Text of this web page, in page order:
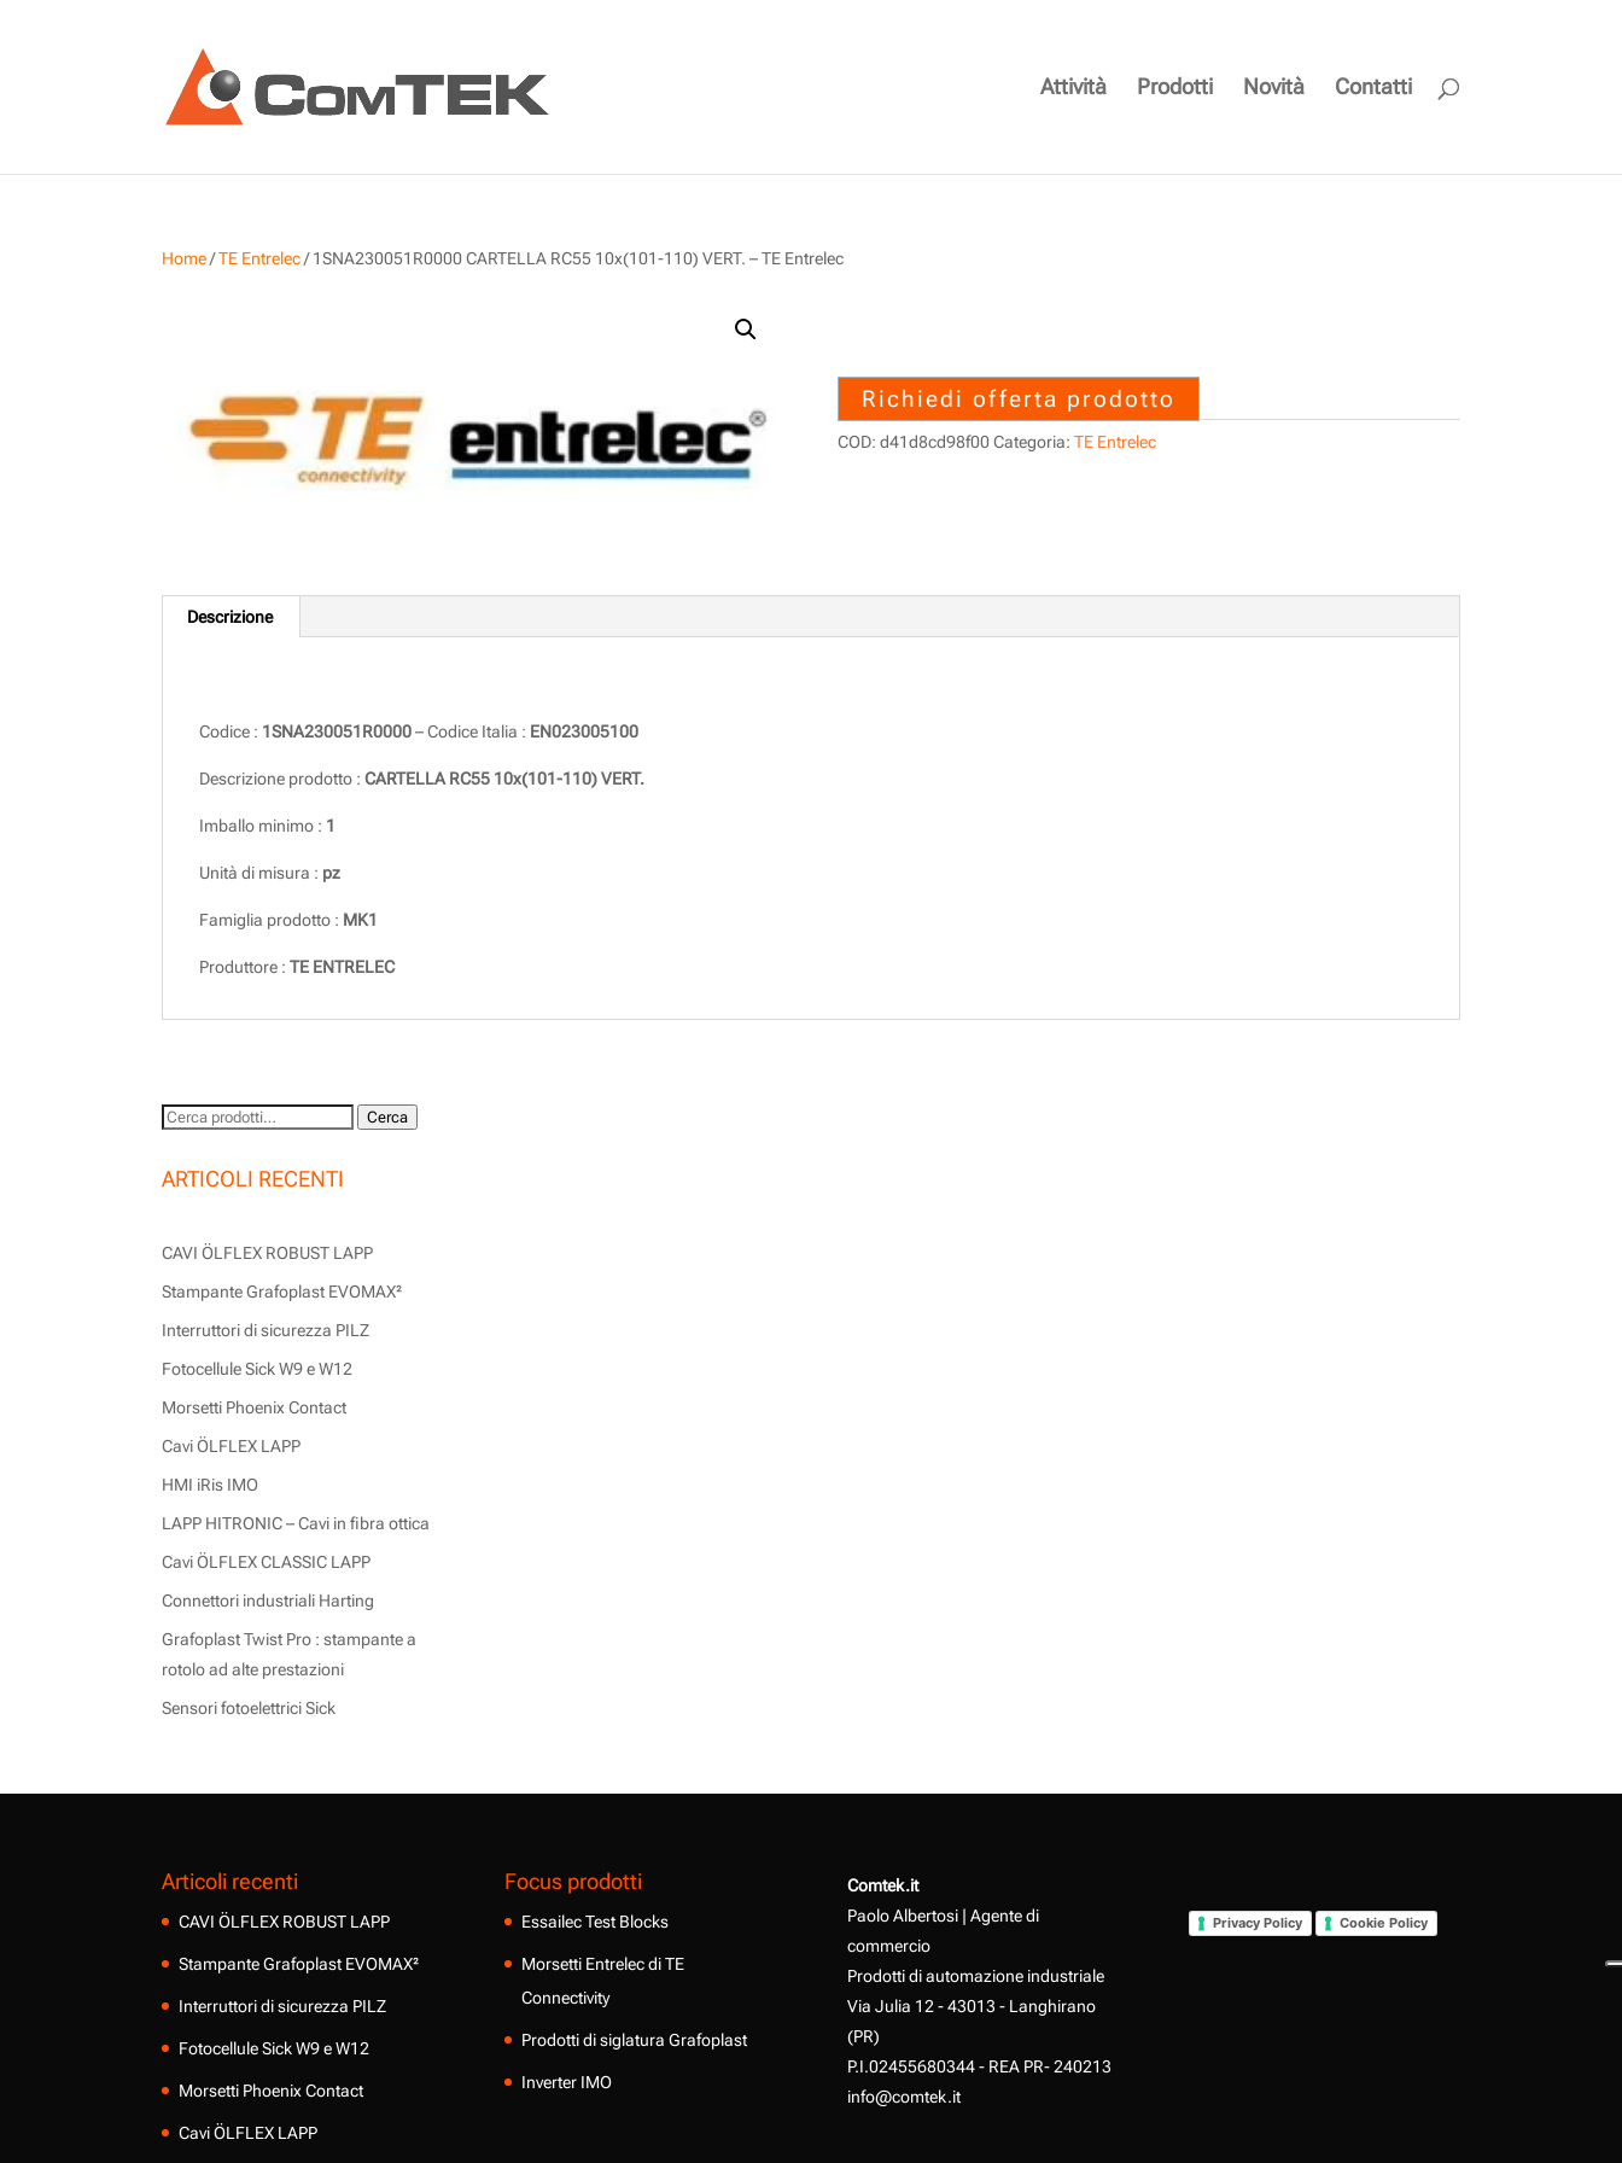
Attività Prodotti Novità Contatti
Home/TE Entrelec/ 1SNA230051R0000 CARTELLA RC55 10x(101-110) VERT. – TE Entrelec
Richiedi offerta prodotto
COD: d41d8cd98f00 Categoria: TE Entrelec
Descrizione
Codice : 1SNA230051R0000– Codice Italia : EN023005100
Descrizione prodotto :CARTELLA RC55 10x(101-110) VERT.
Imballo minimo : 1
Unità di misura : pz
Famiglia prodotto : MK1
Produttore :TE ENTRELEC
Cerca: Cerca
ARTICOLI RECENTI
CAVI ÖLFLEX ROBUST LAPP
Stampante Grafoplast EVOMAX²
Interruttori di sicurezza PILZ
Fotocellule Sick W9 e W12
Morsetti Phoenix Contact
Cavi ÖLFLEX LAPP
HMI iRis IMO
LAPP HITRONIC – Cavi in fibra ottica
Cavi ÖLFLEX CLASSIC LAPP
Connettori industriali Harting
Grafoplast Twist Pro : stampante a
rotolo ad alte prestazioni
Sensori fotoelettrici Sick
Articoli recenti
CAVI ÖLFLEX ROBUST LAPP
Stampante Grafoplast EVOMAX²
Interruttori di sicurezza PILZ
Fotocellule Sick W9 e W12
Morsetti Phoenix Contact
Cavi ÖLFLEX LAPP
Focus prodotti
Essailec Test Blocks
Morsetti Entrelec di TE
Connectivity
Prodotti di siglatura Grafoplast
Inverter IMO
Comtek.it
Paolo Albertosi | Agente di
commercio
Prodotti di automazione industriale
Via Julia 12 - 43013 - Langhirano
(PR)
P.I.02455680344 - REA PR- 240213
info@comtek.it
Privacy Policy Cookie Policy